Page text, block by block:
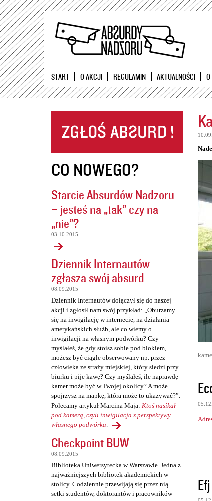
START O AKCJI REGULAMIN AKTUALNOŚCI
CO NOWEGO?
Starcie Absurdów Nadzoru
– jesteś na „tak” czy na
„nie”?
03.10.2015
Dziennik Internautów
zgłasza swój absurd
08.09.2015
Dziennik Internautów dołączył się do naszej
akcji i zgłosił nam swój przykład: „Oburzamy
się na inwigilację w internecie, na działania
amerykańskich służb, ale co wiemy o
inwigilacji na własnym podwórku? Czy
myślałeś, że gdy stoisz sobie pod blokiem,
możesz być ciągle obserwowany np. przez
człowieka ze straży miejskiej, który siedzi przy
biurku i pije kawę? Czy myślałeś, ile naprawdę
kamer może być w Twojej okolicy? A może
spojrzysz na mapkę, która może to ukazywać?”.
Polecamy artykuł Marcina Maja: Ktoś nasikał
pod kamerą, czyli inwigilacja z perspektywy
własnego podwórka.
Checkpoint BUW
08.09.2015
Biblioteka Uniwersytecka w Warszawie. Jedna z
najważniejszych bibliotek akademickich w
stolicy. Codziennie przewijają się przez nią
setki studentów, doktorantów i pracowników
K
o
m
e
r
z